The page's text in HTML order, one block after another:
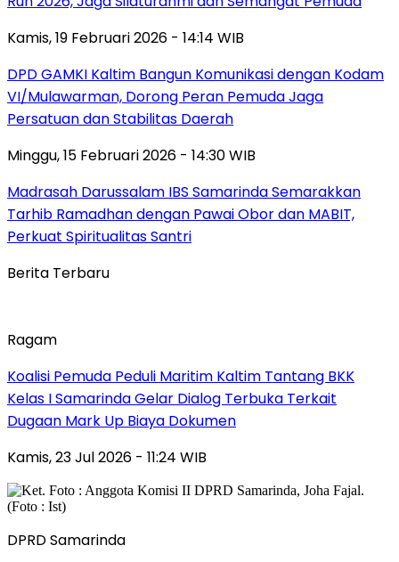
Kamis, 19 Februari 2026 - 14:14 WIB
DPD GAMKI Kaltim Bangun Komunikasi dengan Kodam
VI/Mulawarman, Dorong Peran Pemuda Jaga
Persatuan dan Stabilitas Daerah
Minggu, 15 Februari 2026 - 14:30 WIB
Madrasah Darussalam IBS Samarinda Semarakkan
Tarhib Ramadhan dengan Pawai Obor dan MABIT,
Perkuat Spiritualitas Santri
Berita Terbaru
Ragam
Koalisi Pemuda Peduli Maritim Kaltim Tantang BKK
Kelas I Samarinda Gelar Dialog Terbuka Terkait
Dugaan Mark Up Biaya Dokumen
Kamis, 23 Jul 2026 - 11:24 WIB
DPRD Samarinda